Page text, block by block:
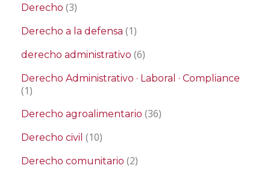
Derecho (3)
Derecho a la defensa (1)
derecho administrativo (6)
Derecho Administrativo · Laboral · Compliance
(1)
Derecho agroalimentario (36)
Derecho civil (10)
Derecho comunitario (2)